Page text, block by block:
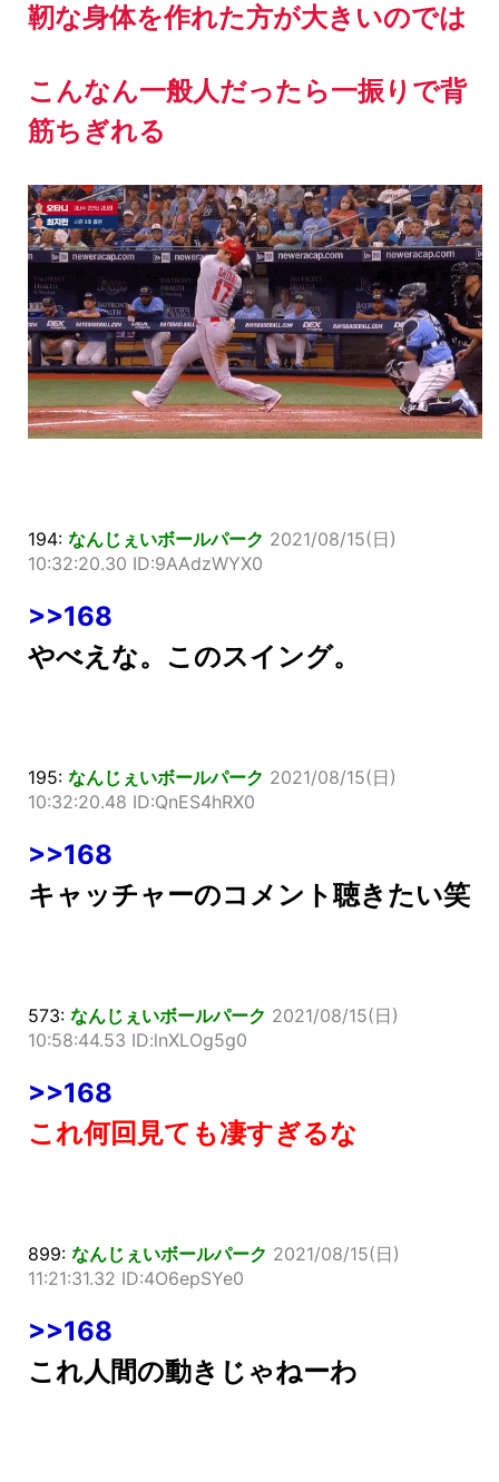
靭な身体を作れた方が大きいのでは
こんなん一般人だったら一振りで背
筋ちぎれる
194: なんじぇいボールパーク 2021/08/15(日)
10:32:20.30 ID:9AAdzWYX0
>>168
やべえな。このスイング。
195: なんじぇいボールパーク 2021/08/15(日)
10:32:20.48 ID:QnES4hRX0
>>168
キャッチャーのコメント聴きたい笑
573: なんじぇいボールパーク 2021/08/15(日)
10:58:44.53 ID:lnXLOg5g0
>>168
これ何回見ても凄すぎるな
899: なんじぇいボールパーク 2021/08/15(日)
11:21:31.32 ID:4O6epSYe0
>>168
これ人間の動きじゃねーわ